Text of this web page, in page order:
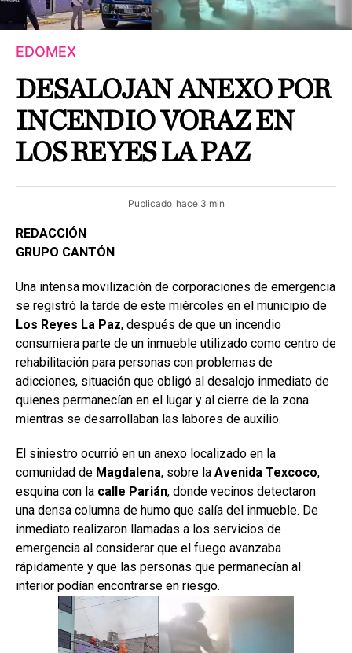
EDOMEX
DESALOJAN ANEXO POR
INCENDIO VORAZ EN
LOS REYES LA PAZ
Publicado hace 3 min
REDACCIÓN
GRUPO CANTÓN
Una intensa movilización de corporaciones de emergencia
se registró la tarde de este miércoles en el municipio de
Los Reyes La Paz, después de que un incendio
consumiera parte de un inmueble utilizado como centro de
rehabilitación para personas con problemas de
adicciones, situación que obligó al desalojo inmediato de
quienes permanecían en el lugar y al cierre de la zona
mientras se desarrollaban las labores de auxilio.
El siniestro ocurrió en un anexo localizado en la
comunidad de Magdalena, sobre la Avenida Texcoco,
esquina con la calle Parián, donde vecinos detectaron
una densa columna de humo que salía del inmueble. De
inmediato realizaron llamadas a los servicios de
emergencia al considerar que el fuego avanzaba
rápidamente y que las personas que permanecían al
interior podían encontrarse en riesgo.